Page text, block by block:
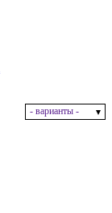
- варианты -